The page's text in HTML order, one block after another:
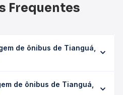
Frequentes
de ônibus de Tianguá,
variar conforme a
de ônibus de Tianguá,